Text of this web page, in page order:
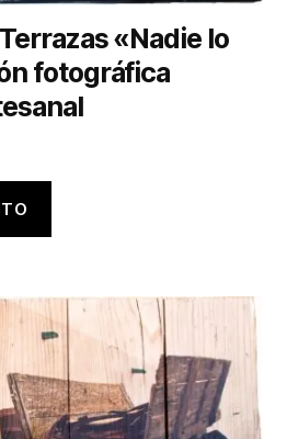
«Nadie lo
fotográfica